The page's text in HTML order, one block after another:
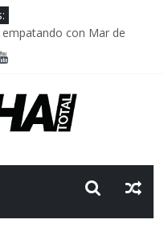
con Mar de
a Israel; el Frente
al paso del tiempo
homicidios son lo